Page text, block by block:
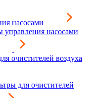
насосами
управления насосами
очистителей воздуха
для очистителей